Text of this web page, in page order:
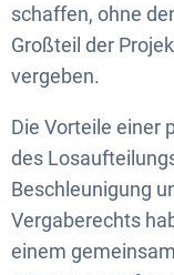
schaffen, ohne
Großteil der
vergeben.
Die Vorteile einer
des
Beschleunigung
Vergaberechts
einem